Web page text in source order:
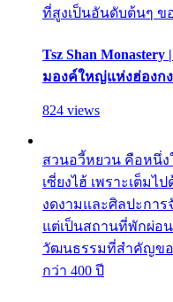
ที่สูงเป็นอันดับต้นๆ ข
Tsz Shan
มองค์ใหญ่แห่งฮ่องกง
824 views
สวนอวี้หยวน คือหนึ่
เซี่ยงไฮ้ เพราะเต็ม
งดงามและศิลปะกา
แต่เป็นสถานที่พักผ่อ
วัฒนธรรมที่สำคัญขอ
กว่า 400 ปี